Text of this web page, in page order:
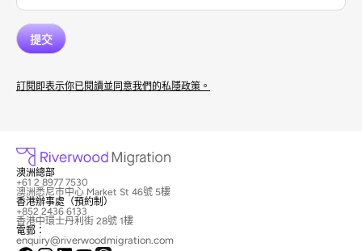
訂閱即表示你已閱讀並同意我們的私隱政策。
澳洲總部
+61 2 8977 7530
澳洲悉尼市中心 Market St 46號 5樓
香港辦事處（預約制）
+852 2436 6133
香港中環士丹利街 28號 1樓
電郵：
enquiry@riverwoodmigration.com